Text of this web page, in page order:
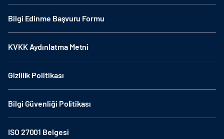
Bilgi Edinme Başvuru Formu
KVKK Aydınlatma Metni
Gizlilik Politikası
Bilgi Güvenliği Politikası
ISO 27001 Belgesi